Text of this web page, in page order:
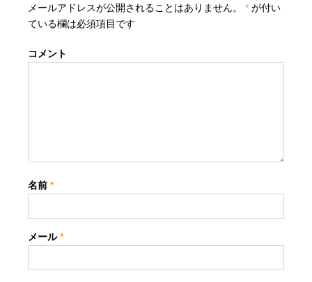
メールアドレスが公開されることはありません。 * が付い
ている欄は必須項目です
コメント
名前*
メール*